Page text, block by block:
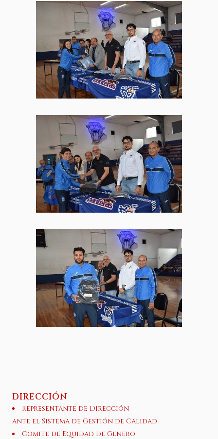
DIRECCIÓN
Representante de Dirección
ante el Sistema de Gestión de Calidad
Comite de Equidad de Genero